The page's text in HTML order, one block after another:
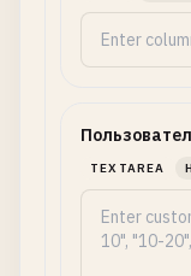
TEXTAREA